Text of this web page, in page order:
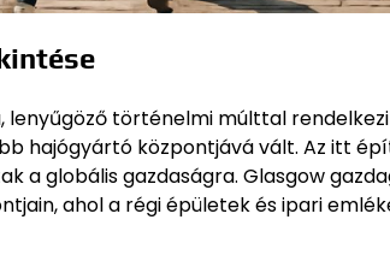
lenyűgöző történelmi múlttal
hajógyártó központjává vált. Az itt
a globális gazdaságra. Glasgow
ahol a régi épületek és ipari